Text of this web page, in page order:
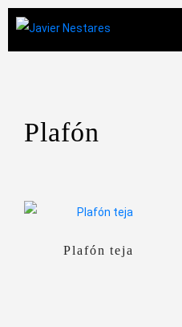
Plafón
Plafón teja